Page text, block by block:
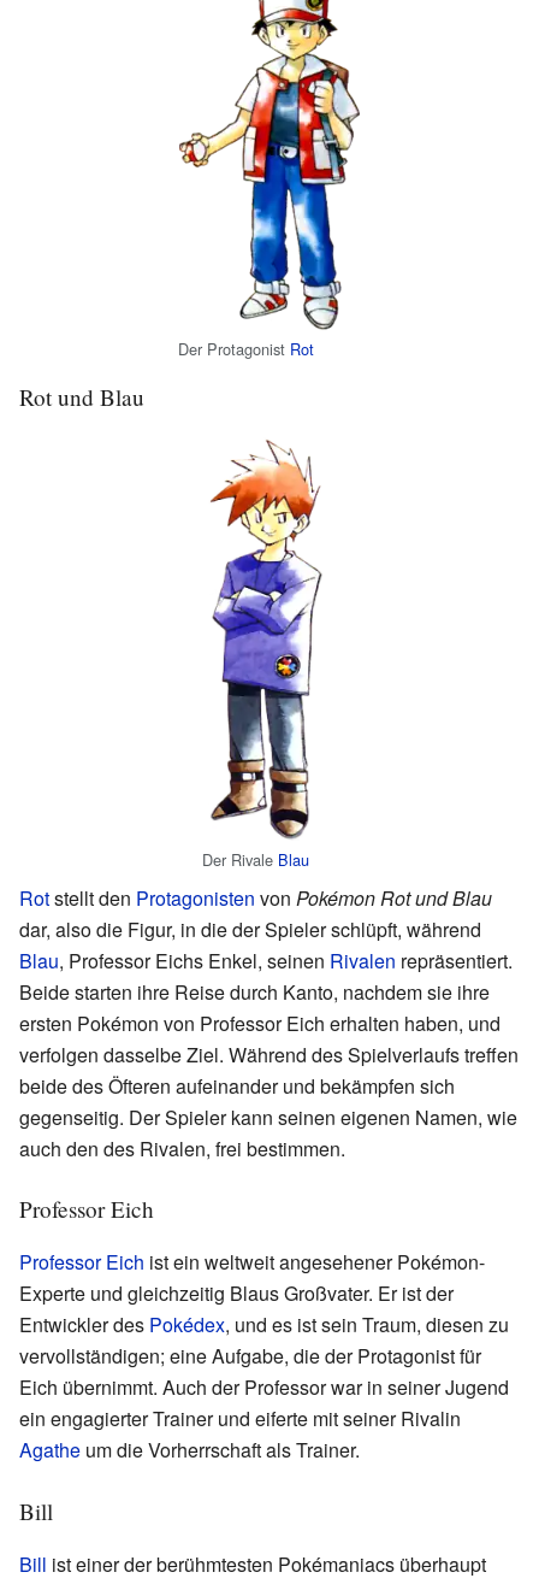
Der Protagonist Rot
Rot und Blau
Der Rivale Blau
Rotstellt den Protagonisten von Pokémon Rot und Blau
dar, also die Figur, in die der Spieler schlüpft, während
Blau, Professor Eichs Enkel, seinen Rivalen repräsentiert.
Beide starten ihre Reise durch Kanto, nachdem sie ihre
ersten Pokémon von Professor Eich erhalten haben, und
verfolgen dasselbe Ziel. Während des Spielverlaufs treffen
beide des Öfteren aufeinander und bekämpfen sich
gegenseitig. Der Spieler kann seinen eigenen Namen, wie
auch den des Rivalen, frei bestimmen.
Professor Eich
Professor Eich ist ein weltweit angesehener Pokémon-
Experte und gleichzeitig Blaus Großvater. Er ist der
Entwickler des Pokédex, und es ist sein Traum, diesen zu
vervollständigen; eine Aufgabe, die der Protagonist für
Eich übernimmt. Auch der Professor war in seiner Jugend
ein engagierter Trainer und eiferte mit seiner Rivalin
Agathe um die Vorherrschaft als Trainer.
Bill
Bill ist einer der berühmtesten Pokémaniacs überhaupt